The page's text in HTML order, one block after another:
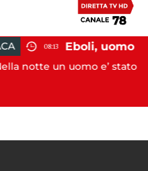
uomo e’ stato aggredito